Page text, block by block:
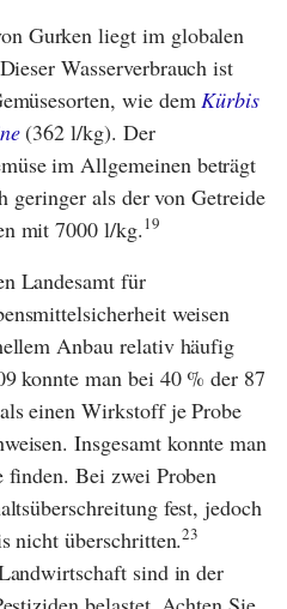
Gurken liegt im globalen
Wasserverbrauch ist
wie demKürbis
(362 l/kg). Der
im Allgemeinen beträgt
geringer als der von Getreide
mit 7000 l/kg.19
Landesamt für
weisen
Anbau relativ häufig
konnte man bei 40 % der 87
einen Wirkstoff je Probe
Insgesamt konnte man
finden. Bei zwei Proben
fest, jedoch
nicht überschritten.23
sind in der